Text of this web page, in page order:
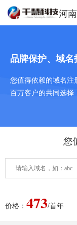
河
品牌保护、域
您值得依赖的域名注
百万客户的共同选择
您
价格： 473/首年